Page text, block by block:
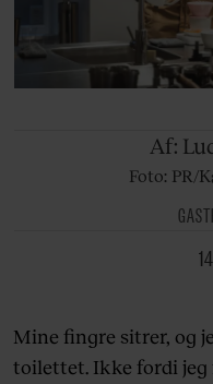
Af:
Foto: PR/
Mine fingre sitrer, og
toilettet. Ikke fordi jeg